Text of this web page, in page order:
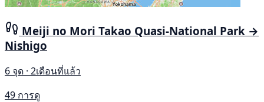
Meiji no Mori Takao Quasi-National Park →
Nishigo
6 จุด · 2เดือนที่แล้ว
49 การดู